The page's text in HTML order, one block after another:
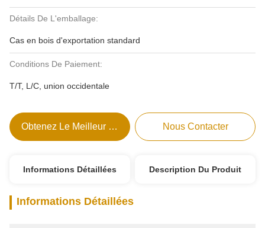
Détails De L'emballage:
Cas en bois d'exportation standard
Conditions De Paiement:
T/T, L/C, union occidentale
Obtenez Le Meilleur Prix Nous Contacter
Informations Détaillées Description Du Produit
Informations Détaillées